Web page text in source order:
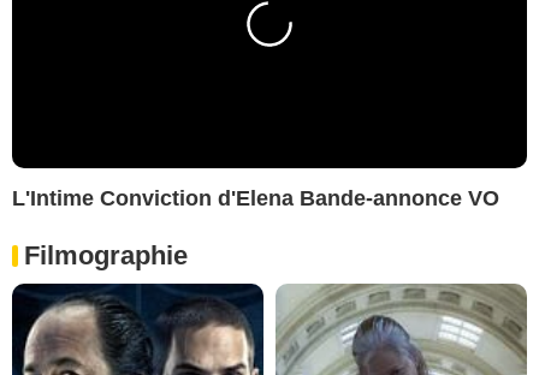
L'Intime Conviction d'Elena Bande-annonce VO
Filmographie